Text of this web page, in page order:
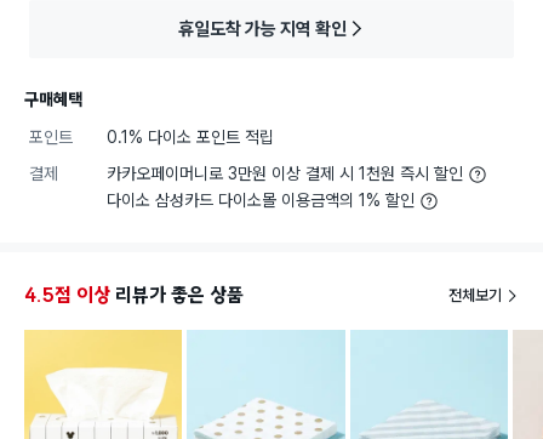
휴일도착 가능 지역 확인
구매혜택
포인트
0.1% 다이소 포인트 적립
결제
카카오페이머니로 3만원 이상 결제 시 1천원 즉시 할인
다이소 삼성카드 다이소몰 이용금액의 1% 할인
4.5점 이상 리뷰가 좋은 상품 전체보기